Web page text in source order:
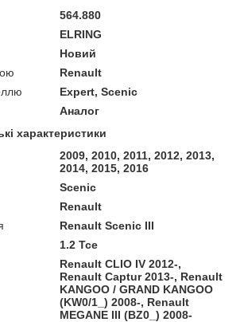
564.880
ELRING
Новий
Renault
Expert, Scenic
Аналог
характеристики
2009, 2010, 2011, 2012, 2013,
2014, 2015, 2016
Scenic
Renault
Renault Scenic III
1.2 Tce
Renault CLIO IV 2012-,
Renault Captur 2013-, Renault
KANGOO / GRAND KANGOO
(KW0/1_) 2008-, Renault
MEGANE III (BZ0_) 2008-